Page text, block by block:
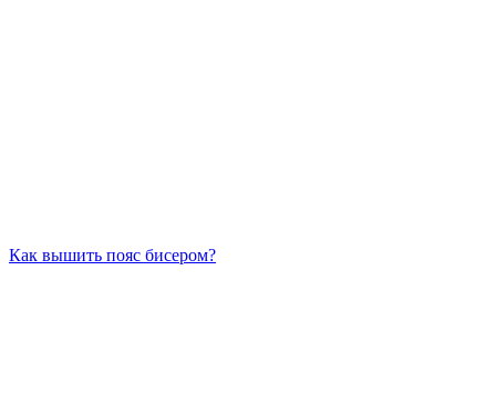
Как вышить пояс бисером?